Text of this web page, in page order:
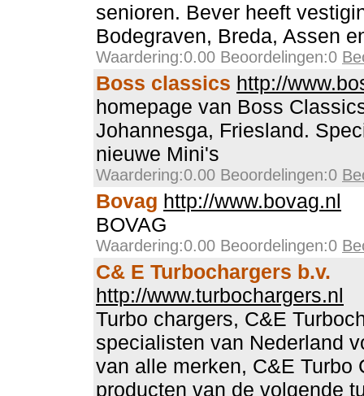
senioren. Bever heeft
Bodegraven, Breda, Assen
Waardering:0.00 Beoordelingen:0
Boss classics http://
homepage van Boss
Johannesga, Friesland.
nieuwe Mini's
Waardering:0.00 Beoordelingen:0
Bovag http://www.bovag.nl
BOVAG
Waardering:0.00 Beoordelingen:0
C& E Turbochargers b.v.
http://www.turbochargers.nl
Turbo chargers, C&E
specialisten van Nederland
van alle merken, C&E Turbo
producten van de volgende